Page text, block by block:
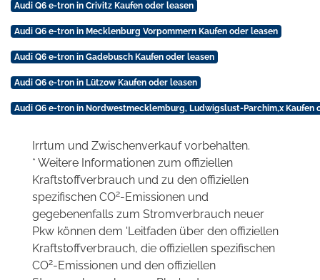
Audi Q6 e-tron in Crivitz Kaufen oder leasen
Audi Q6 e-tron in Mecklenburg Vorpommern Kaufen oder leasen
Audi Q6 e-tron in Gadebusch Kaufen oder leasen
Audi Q6 e-tron in Lützow Kaufen oder leasen
Audi Q6 e-tron in Nordwestmecklemburg, Ludwigslust-Parchim,x Kaufen
Irrtum und Zwischenverkauf vorbehalten.
* Weitere Informationen zum offiziellen
Kraftstoffverbrauch und zu den offiziellen
spezifischen CO2-Emissionen und
gegebenenfalls zum Stromverbrauch neuer
Pkw können dem 'Leitfaden über den offiziellen
Kraftstoffverbrauch, die offiziellen spezifischen
CO2-Emissionen und den offiziellen